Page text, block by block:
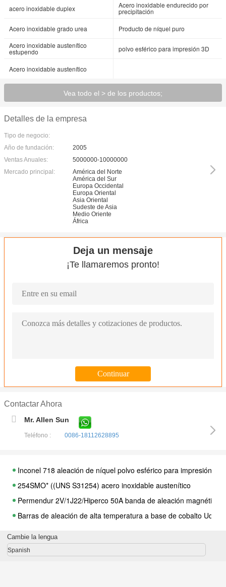
acero inoxidable duplex Acero inoxidable endurecido por
precipitación
Acero inoxidable grado urea
Producto de níquel puro
Acero inoxidable austenítico
estupendo polvo esférico para impresión 3D
Acero inoxidable austenítico
Vea todo el > de los productos;
Detalles de la empresa
Tipo de negocio:
Año de fundación:
2005
Ventas Anuales:
5000000-10000000
Mercado principal:
América del Norte
América del Sur
Europa Occidental
Europa Oriental
Asia Oriental
Sudeste de Asia
Medio Oriente
África
Deja un mensaje
¡Te llamaremos pronto!
Contactar Ahora
Mr. Allen Sun
Teléfono : 0086-18112628895
Inconel 718 aleación de níquel polvo esférico para impresión 3D
254SMO* ((UNS S31254) acero inoxidable austenítico
Permendur 2V/1J22/Hiperco 50A banda de aleación magnética
Barras de aleación de alta temperatura a base de cobalto
Las barras de forja de incónico_602_CA UNS_N06025
Cambie la lengua
Spanish